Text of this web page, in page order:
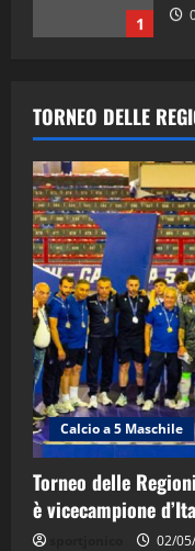
1
2
3
4
TORNEO DELLE
Calcio a 5 Maschile
Torneo delle
è vicecampione
02/